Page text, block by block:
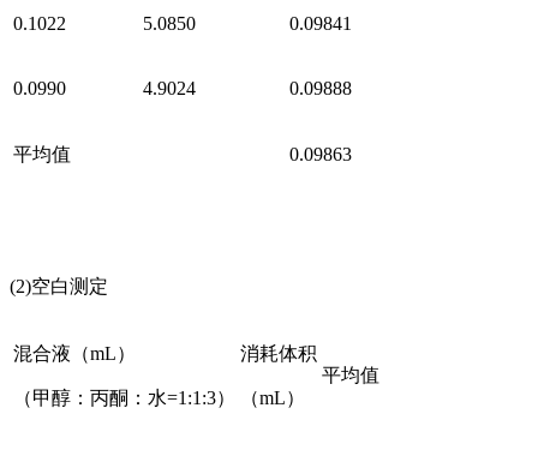
0.1022 5.0850 0.09841
0.0990 4.9024 0.09888
平均值 0.09863
(2)空白测定
混合液（mL）
（甲醇：丙酮：水=1:1:3）
消耗体积
（mL）
平均值